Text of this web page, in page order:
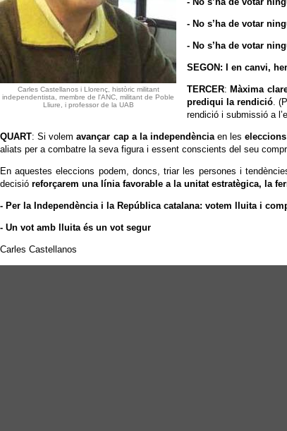
Carles Castellanos i Llorenç, històric militant
independentista, membre de l'ANC, militant de Poble
Lliure, i professor de la UAB
- No s’ha de votar
- No s’ha de votar
SEGON: I en canvi,
TERCER: Màxima
prediqui la rendició.
rendició i submissió a
QUART: Si volemavançar cap a la independènciaen les
aliats per a combatre la seva figura i essent conscients del seu
En aquestes eleccions podem, doncs, triar les persones i
decisió reforçarem una línia favorable a la unitat estratègica, la
- Per la Independència i la República catalana: votem lluita i
- Un vot amb lluita és un vot segur
Carles Castellanos